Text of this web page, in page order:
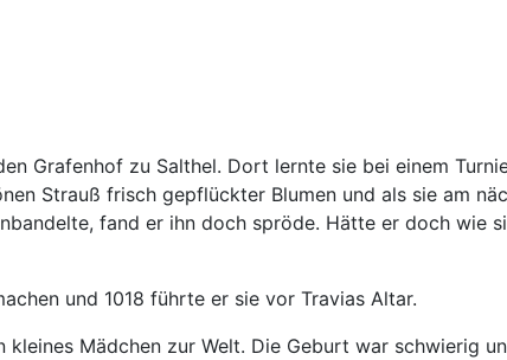
Grafenhof zu Salthel. Dort lernte sie bei einem
Strauß frisch gepflückter Blumen und als sie am
fand er ihn doch spröde. Hätte er doch wie
und 1018 führte er sie vor Travias Altar.
Mädchen zur Welt. Die Geburt war schwierig